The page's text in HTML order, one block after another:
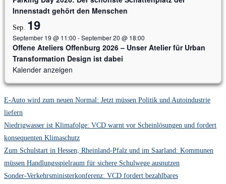
Innenstadt gehört den Menschen
Sep. 19
September 19 @ 11:00 -September 20 @ 18:00
Offene Ateliers Offenburg 2026 – Unser Atelier für Urban
Transformation Design ist dabei
Kalender anzeigen
E-Auto wird zum neuen Normal: Jetzt müssen Politik und Autoindustrie
liefern
Niedrigwasser ist Klimafolge: VCD warnt vor Scheinlösungen und fordert
konsequenten Klimaschutz
Zum Schulstart in Hessen, Rheinland-Pfalz und im Saarland: Kommunen
müssen Handlungsspielraum für sichere Schulwege ausnutzen
Sonder-Verkehrsministerkonferenz: VCD fordert bezahlbares